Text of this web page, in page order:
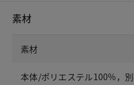
素材
素材
本体/ポリエステル100%，